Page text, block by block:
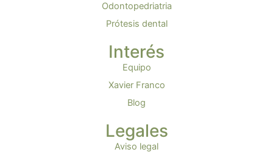
Odontopedriatria
Prótesis dental
Interés
Equipo
Xavier Franco
Blog
Legales
Aviso legal